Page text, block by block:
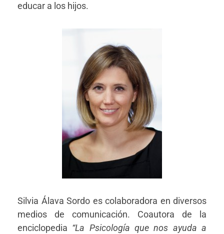
educar a los hijos.
Silvia Álava Sordo es colaboradora en diversos
medios de comunicación. Coautora de la
enciclopedia “La Psicología que nos ayuda a